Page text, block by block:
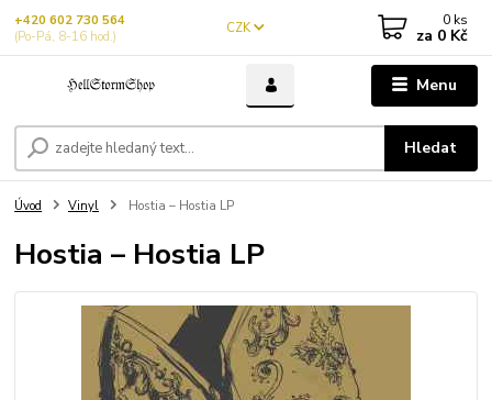
Menu
CZK
Hledat
+420 602 730 564
(Po-Pá, 8-16 hod.)
0 ks
za 0 Kč
Úvod Vinyl Hostia – Hostia LP
Hostia – Hostia LP